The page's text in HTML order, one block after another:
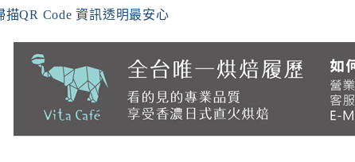
描QR Code 資訊透明最安心